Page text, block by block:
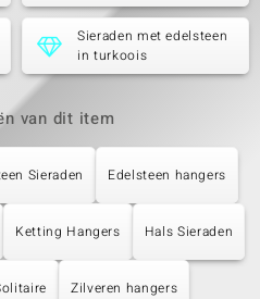
Sieraden met edelsteen
in turkoois
van dit item
Sieraden Edelsteen hangers
Ketting Hangers Hals Sieraden
Zilveren hangers